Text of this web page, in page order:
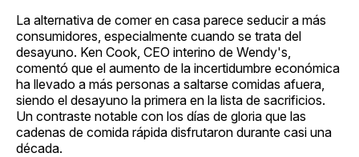
La alternativa de comer en casa parece seducir a más
consumidores, especialmente cuando se trata del
desayuno. Ken Cook, CEO interino de Wendy's,
comentó que el aumento de la incertidumbre económica
ha llevado a más personas a saltarse comidas afuera,
siendo el desayuno la primera en la lista de sacrificios.
Un contraste notable con los días de gloria que las
cadenas de comida rápida disfrutaron durante casi una
década.